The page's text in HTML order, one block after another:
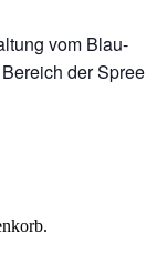
vom Blau-
der Spree